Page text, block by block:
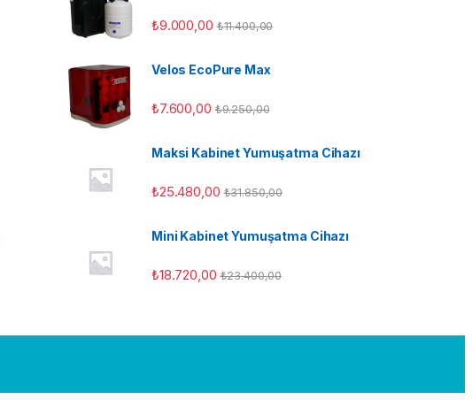
₺9.000,00 ₺11.400,00
Velos EcoPure Max
₺7.600,00 ₺9.250,00
Maksi Kabinet Yumuşatma Cihazı
₺25.480,00 ₺31.850,00
Mini Kabinet Yumuşatma Cihazı
₺18.720,00 ₺23.400,00